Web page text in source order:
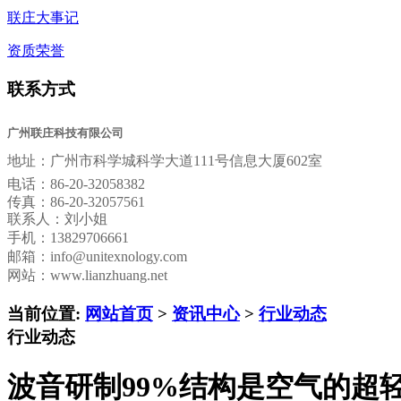
联庄大事记
资质荣誉
联系方式
广州联庄科技有限公司
地址： 广州市科学城科学大道111号信息大厦602室
电话： 86-20-32058382
传真： 86-20-32057561
联系人：刘小姐
手机：13829706661
邮箱： info@unitexnology.com
网站：www.lianzhuang.net
当前位置: 网站首页 > 资讯中心> 行业动态
行业动态
波音研制99%结构是空气的超